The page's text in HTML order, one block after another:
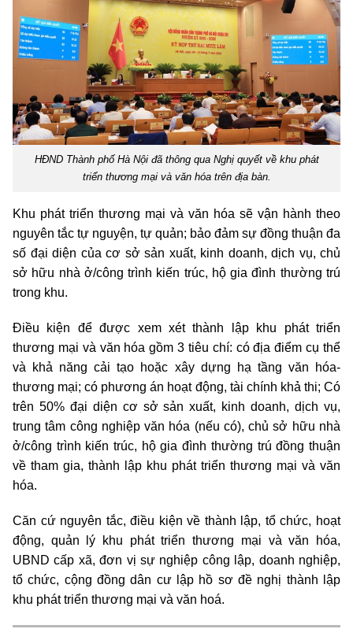
HĐND Thành phố Hà Nội đã thông qua Nghị quyết về khu phát
triển thương mại và văn hóa trên địa bàn.
Khu phát triển thương mại và văn hóa sẽ vận hành theo
nguyên tắc tự nguyện, tự quản; bảo đảm sự đồng thuận đa
số đại diện của cơ sở sản xuất, kinh doanh, dịch vụ, chủ
sở hữu nhà ở/công trình kiến trúc, hộ gia đình thường trú
trong khu.
Điều kiện để được xem xét thành lập khu phát triển
thương mại và văn hóa gồm 3 tiêu chí: có địa điểm cụ thể
và khả năng cải tạo hoặc xây dựng hạ tầng văn hóa-
thương mại; có phương án hoạt động, tài chính khả thi; Có
trên 50% đại diện cơ sở sản xuất, kinh doanh, dịch vụ,
trung tâm công nghiệp văn hóa (nếu có), chủ sở hữu nhà
ở/công trình kiến trúc, hộ gia đình thường trú đồng thuận
về tham gia, thành lập khu phát triển thương mại và văn
hóa.
Căn cứ nguyên tắc, điều kiện về thành lập, tổ chức, hoạt
động, quản lý khu phát triển thương mại và văn hóa,
UBND cấp xã, đơn vị sự nghiệp công lập, doanh nghiệp,
tổ chức, cộng đồng dân cư lập hồ sơ đề nghị thành lập
khu phát triển thương mại và văn hoá.